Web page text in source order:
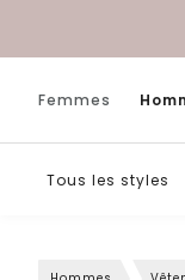
Femmes
Tous les styles